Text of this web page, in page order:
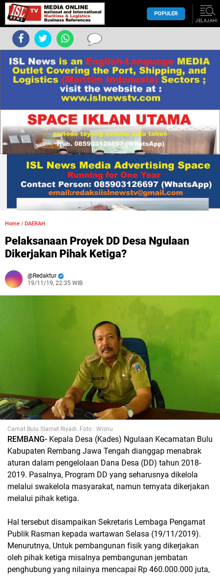
POPULER
JELAJAHI
Home / DAERAH
Pelaksanaan Proyek DD Desa Ngulaan
Dikerjakan Pihak Ketiga?
Redaktur
19/11/19, 22:35 WIB
Camat Bulu Slamet Riyadi. Foto : Wisnu
REMBANG- Kepala Desa (Kades) Ngulaan Kecamatan Bulu
Kabupaten Rembang Jawa Tengah dianggap menabrak
aturan dalam pengelolaan Dana Desa (DD) tahun 2018-
2019. Pasalnya, Program DD yang seharusnya dikelola
melalui swakelola masyarakat, namun ternyata dikerjakan
melalui pihak ketiga.
Hal tersebut disampaikan Sekretaris Lembaga Pengamat
Publik Rasman kepada wartawan Selasa (19/11/2019).
Menurutnya, Untuk pembangunan fisik yang dikerjakan
oleh pihak ketiga misalnya pembangunan jembatan
penghubung yang nilainya mencapai Rp 460.000.000 juta,